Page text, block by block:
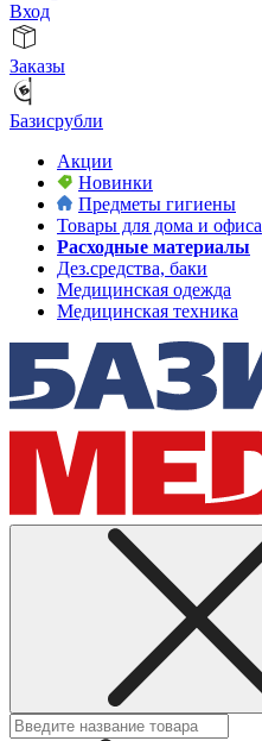
Вход
Заказы
Базисрубли
Акции
Новинки
Предметы гигиены
Товары для дома и офиса
Расходные материалы
Дез.средства, баки
Медицинская одежда
Медицинская техника